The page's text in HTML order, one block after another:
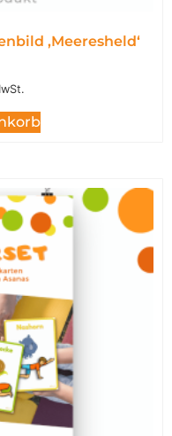
,Meeresheld‘